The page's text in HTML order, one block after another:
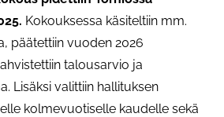
Kokouksessa käsiteltiin mm.
päätettiin vuoden 2026
talousarvio ja
Lisäksi valittiin hallituksen
kolmevuotiselle kaudelle sekä